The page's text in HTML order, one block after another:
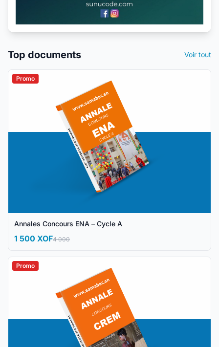
Top documents Voir tout
Promo
Annales Concours ENA – Cycle A
1 500 XOF4 000
Promo